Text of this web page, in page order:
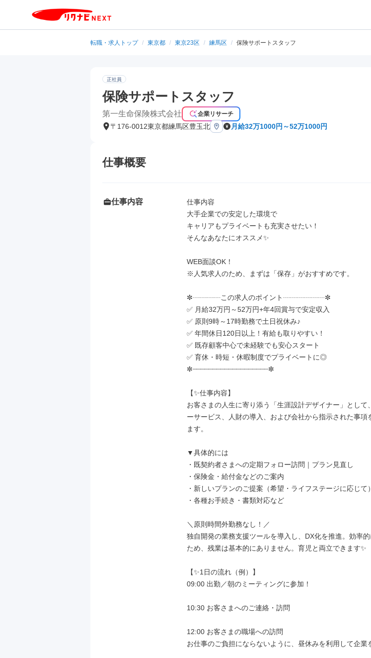
転職・求人トップ / 東京都 / 東京23区 / 練馬区 / 保険サポートスタッフ
正社員
保険サポートスタッフ
第一生命保険株式会社 企業リサーチ
〒176-0012東京都練馬区豊玉北 月給32万1000円～52万1000円
仕事概要
仕事内容
仕事内容
大手企業での安定した環境で
キャリアもプライベートも充実させたい！
そんなあなたにオススメ✨
WEB面談OK！
※人気求人のため、まずは「保存」がおすすめです。
✼┈┈┈┈この求人のポイント┈┈┈┈┈┈✼
✅ 月給32万円～52万円+年4回賞与で安定収入
✅ 原則9時～17時勤務で土日祝休み♪
✅ 年間休日120日以上！有給も取りやすい！
✅ 既存顧客中心で未経験でも安心スタート
✅ 育休・時短・休暇制度でプライベートに◎
✼┈┈┈┈┈┈┈┈┈┈┈┈┈┈┈┈┈┈┈✼
【✨仕事内容】
お客さまの人生に寄り添う「生涯設計デザイナー」として
ーサービス、人財の導入、および会社から指示された事項
ます。
▼具体的には
・既契約者さまへの定期フォロー訪問｜プラン見直し
・保険金・給付金などのご案内
・新しいプランのご提案（希望・ライフステージに応じて）
・各種お手続き・書類対応など
＼原則時間外勤務なし！／
独自開発の業務支援ツールを導入し、DX化を推進。効率
ため、残業は基本的にありません。育児と両立できます✨
【✨1日の流れ（例）】
09:00 出勤／朝のミーティングに参加！
10:30 お客さまへのご連絡・訪問
12:00 お客さまの職場への訪問
お仕事のご負担にならないように、昼休みを利用して企業